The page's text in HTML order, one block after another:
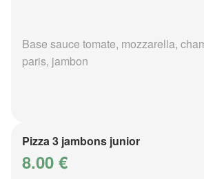
Base sauce tomate, mozzarella,
paris, jambon
Pizza 3 jambons junior
8.00 €